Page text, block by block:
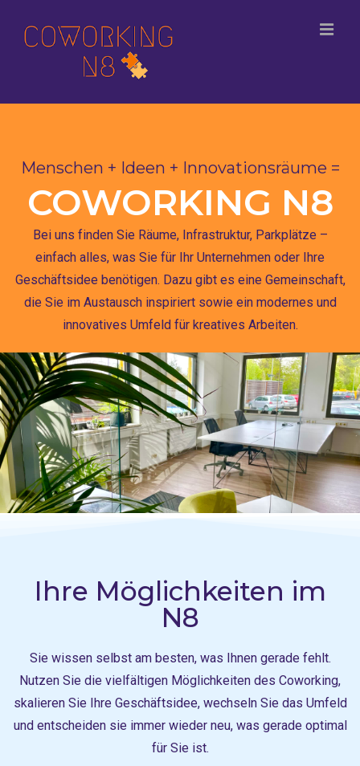
Menschen + Ideen + Innovationsräume =
COWORKING N8
Bei uns finden Sie Räume, Infrastruktur, Parkplätze –
einfach alles, was Sie für Ihr Unternehmen oder Ihre
Geschäftsidee benötigen. Dazu gibt es eine Gemeinschaft,
die Sie im Austausch inspiriert sowie ein modernes und
innovatives Umfeld für kreatives Arbeiten.
Ihre Möglichkeiten im
N8
Sie wissen selbst am besten, was Ihnen gerade fehlt.
Nutzen Sie die vielfältigen Möglichkeiten des Coworking,
skalieren Sie Ihre Geschäftsidee, wechseln Sie das Umfeld
und entscheiden sie immer wieder neu, was gerade optimal
für Sie ist.